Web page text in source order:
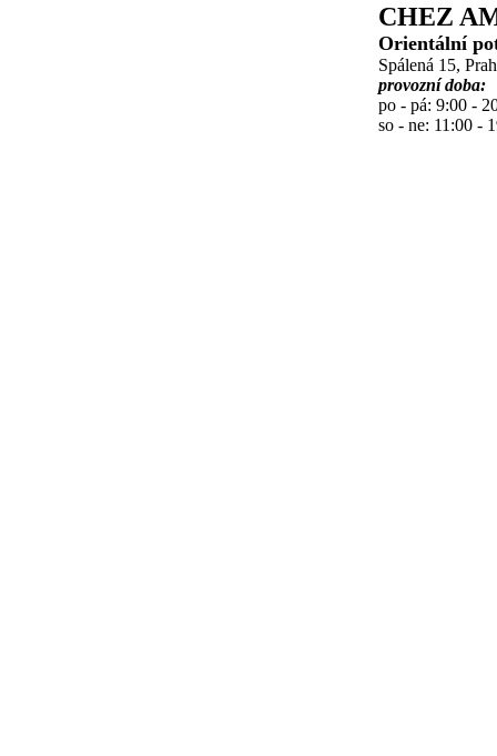
CHEZ
Orientální
Spálená 15,
provozní doba:
po - pá: 9:00 -
so - ne: 11:00 -